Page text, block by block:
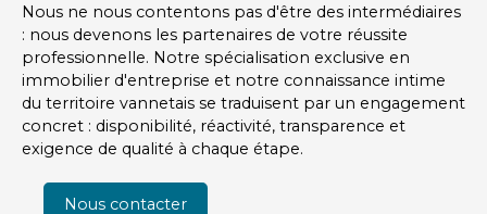
Nous ne nous contentons pas d'être des intermédiaires
: nous devenons les partenaires de votre réussite
professionnelle. Notre spécialisation exclusive en
immobilier d'entreprise et notre connaissance intime
du territoire vannetais se traduisent par un engagement
concret : disponibilité, réactivité, transparence et
exigence de qualité à chaque étape.
Nous contacter